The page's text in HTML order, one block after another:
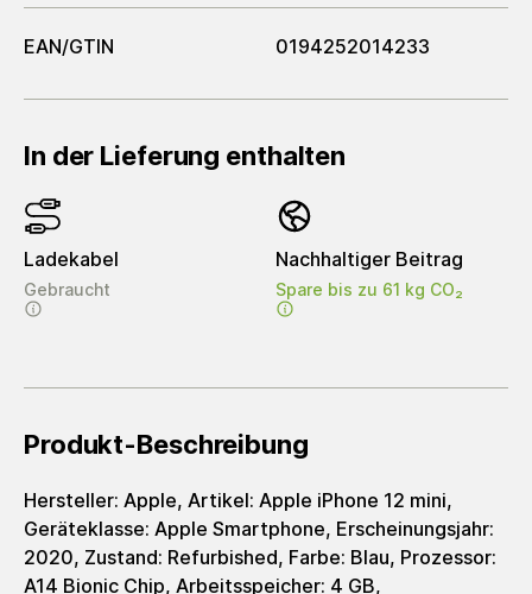
EAN/GTIN 0194252014233
In der Lieferung enthalten
Ladekabel
Gebraucht
Nachhaltiger Beitrag
Spare bis zu 61 kg CO₂
Produkt-Beschreibung
Hersteller: Apple, Artikel: Apple iPhone 12 mini,
Geräteklasse: Apple Smartphone, Erscheinungsjahr:
2020, Zustand: Refurbished, Farbe: Blau, Prozessor:
A14 Bionic Chip, Arbeitsspeicher: 4 GB,